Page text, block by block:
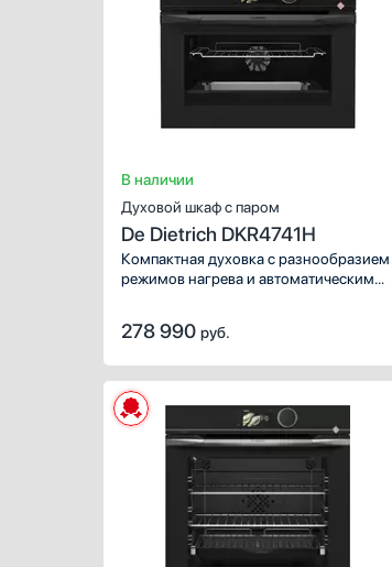
Открывайте новые кулинарные
горизонты с брендом Сигначе Китчен
В наличии
Духовой шкаф с паром
De Dietrich DKR4741H
Компактная духовка с разнообразием
режимов нагрева и автоматическими
и с использованием других элементов
и плоская решетка.
278 990 руб.